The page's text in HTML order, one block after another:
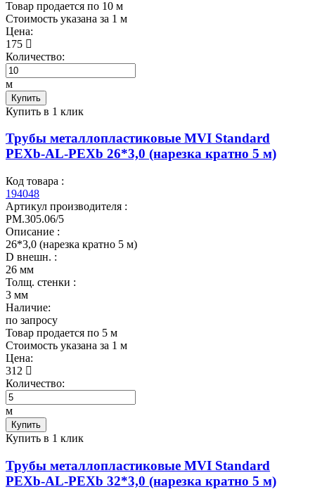
Товар продается по 10 м
Cтоимость указана за 1 м
Цена:
175
Количество:
м
Купить
Купить в 1 клик
Трубы металлопластиковые MVI Standard
PEXb-AL-PEXb 26*3,0 (нарезка кратно 5 м)
Код товара :
194048
Артикул производителя :
PM.305.06/5
Описание :
26*3,0 (нарезка кратно 5 м)
D внешн. :
26 мм
Толщ. стенки :
3 мм
Наличие:
по запросу
Товар продается по 5 м
Cтоимость указана за 1 м
Цена:
312
Количество:
м
Купить
Купить в 1 клик
Трубы металлопластиковые MVI Standard
PEXb-AL-PEXb 32*3,0 (нарезка кратно 5 м)